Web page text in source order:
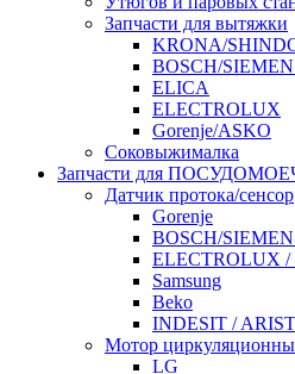
Запчасти для вытяжки
KRONA/
BOSCH/
ELICA
ELECTROLUX
Gorenje/ASKO
Соковыжималка
Запчасти для
Датчик протока/сенсор
Gorenje
BOSCH/
ELECTROLUX /
Samsung
Beko
INDESIT /
Мотор
LG